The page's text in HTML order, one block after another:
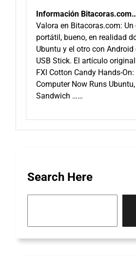
Información
Valora en Bitacoras.com: Un
portátil, bueno, en realidad
Ubuntu y el otro con Android
USB Stick. El artículo
FXI Cotton Candy Hands-
Computer Now Runs
Sandwich ……
Search Here